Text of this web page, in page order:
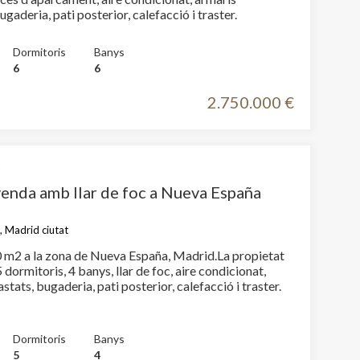
encastats, bugaderia, pati posterior, calefacció i traster.
Dormitoris
6
Banys
6
2.750.000 €
amb llar de foc a Nueva España
Madrid ciutat
m2 a la zona de Nueva España, Madrid.La propietat
dormitoris, 4 banys, llar de foc, aire condicionat,
armaris encastats, bugaderia, pati posterior, calefacció i traster.
Dormitoris
5
Banys
4
ho
web.